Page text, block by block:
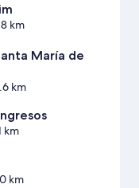
km
María de
km
km
km